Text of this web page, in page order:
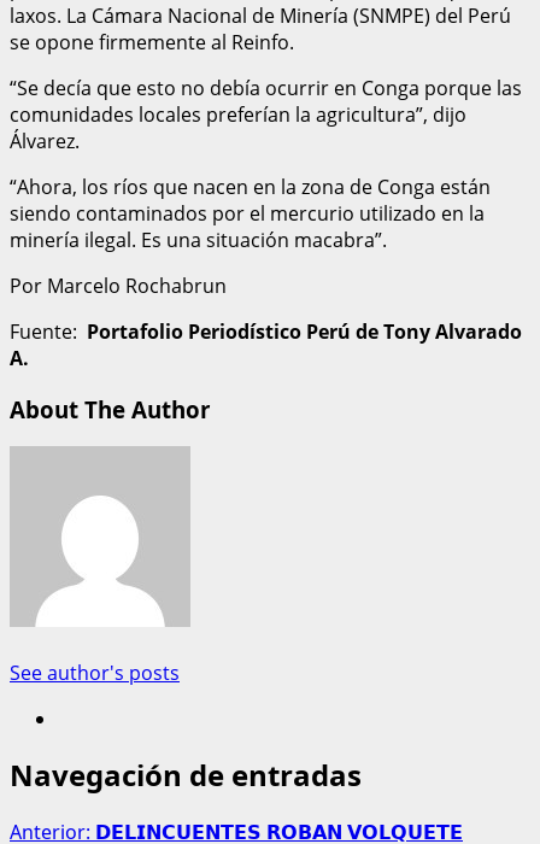
laxos. La Cámara Nacional de Minería (SNMPE) del Perú
se opone firmemente al Reinfo.
“Se decía que esto no debía ocurrir en Conga porque las
comunidades locales preferían la agricultura”, dijo
Álvarez.
“Ahora, los ríos que nacen en la zona de Conga están
siendo contaminados por el mercurio utilizado en la
minería ilegal. Es una situación macabra”.
Por Marcelo Rochabrun
Fuente: Portafolio Periodístico Perú de Tony Alvarado
A.
About The Author
See author's posts
Navegación de entradas
Anterior: 𝗗𝗘𝗟𝗜𝗡𝗖𝗨𝗘𝗡𝗧𝗘𝗦 𝗥𝗢𝗕𝗔𝗡 𝗩𝗢𝗟𝗤𝗨𝗘𝗧𝗘